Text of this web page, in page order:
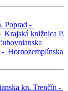
Poprad -
Krajská knižnica P.
- Hornozemplínska
kn. Trenčín -